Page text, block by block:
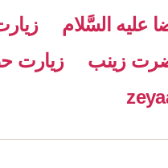
علیه السَّلام
زینب زیارت